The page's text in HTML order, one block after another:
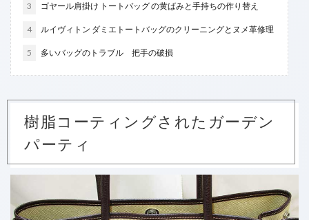
3 ゴヤール肩掛け トートバッグ の黄ばみと手持ちの作り替え
4 ルイヴィトン ダミエトートバッグのクリーニングとヌメ革修理
5 多いバッグのトラブル 把手の破損
樹脂コーティングされたガーデン
パーティ
ヴェルニ
染め替え 特殊漂白
色替え
赤ワイン
飲み物をこぼした